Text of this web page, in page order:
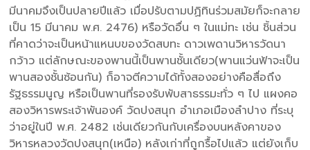
มีนาคมจึงเป็นปลายปีแล้ว เมื่อปรับตามปฏิทินร่วมสมัยก็จะกลาย
เป็น 15 มีนาคม พ.ศ. 2476) หรือวัดอื่น ๆ ในแม่ทะ เช่น ชิ้นส่วน
ที่คาดว่าจะเป็นหน้าแหนบของวัดสบทะ ดาวเพดานวิหารวัดนา
กว้าว แต่ลักษณะของพานนี้เป็นพานชั้นเดียว(พานแว่นฟ้าจะเป็น
พานสองชั้นซ้อนกัน) ก็อาจตีความได้ทั้งสองอย่างคือสื่อถึง
รัฐธรรมนูญ หรือเป็นพานที่รองรับพับสาธรรมะทั่ว ๆ ไป แผงคอ
สองวิหารพระเจ้าพันองค์ วัดปงสนุก อำเภอเมืองลำปาง ที่ระบุ
ว่าอยู่ในปี พ.ศ. 2482 เช่นเดียวกันกับเครื่องบนหลังคาของ
วิหารหลวงวัดปงสนุก(เหนือ) หลังเก่าที่ถูกรื้อไปแล้ว แต่ยังเก็บ